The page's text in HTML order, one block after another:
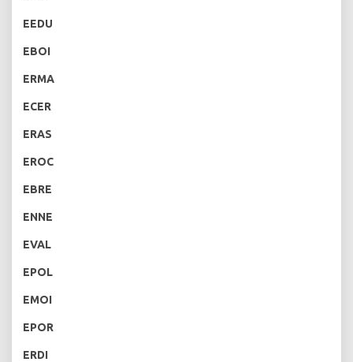
EEDU
EBOI
ERMA
ECER
ERAS
EROC
EBRE
ENNE
EVAL
EPOL
EMOI
EPOR
ERDI